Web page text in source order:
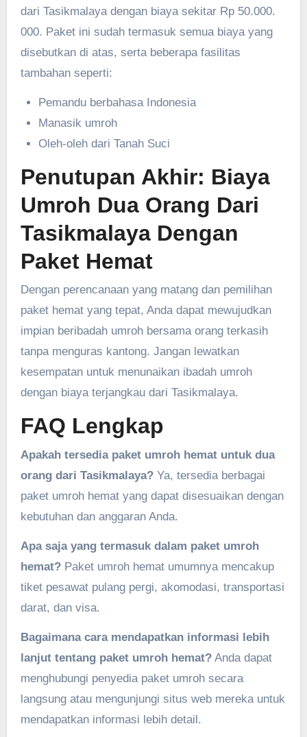
dari Tasikmalaya dengan biaya sekitar Rp 50.000.
000. Paket ini sudah termasuk semua biaya yang
disebutkan di atas, serta beberapa fasilitas
tambahan seperti:
Pemandu berbahasa Indonesia
Manasik umroh
Oleh-oleh dari Tanah Suci
Penutupan Akhir: Biaya
Umroh Dua Orang Dari
Tasikmalaya Dengan
Paket Hemat
Dengan perencanaan yang matang dan pemilihan
paket hemat yang tepat, Anda dapat mewujudkan
impian beribadah umroh bersama orang terkasih
tanpa menguras kantong. Jangan lewatkan
kesempatan untuk menunaikan ibadah umroh
dengan biaya terjangkau dari Tasikmalaya.
FAQ Lengkap
Apakah tersedia paket umroh hemat untuk dua
orang dari Tasikmalaya?Ya, tersedia berbagai
paket umroh hemat yang dapat disesuaikan dengan
kebutuhan dan anggaran Anda.
Apa saja yang termasuk dalam paket umroh
hemat?Paket umroh hemat umumnya mencakup
tiket pesawat pulang pergi, akomodasi, transportasi
darat, dan visa.
Bagaimana cara mendapatkan informasi lebih
lanjut tentang paket umroh hemat?Anda dapat
menghubungi penyedia paket umroh secara
langsung atau mengunjungi situs web mereka untuk
mendapatkan informasi lebih detail.